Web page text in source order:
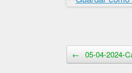
Navegador de artículos
← 05-04-2024-